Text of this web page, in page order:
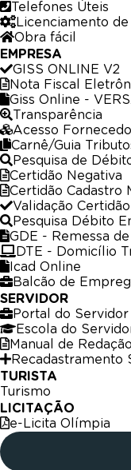
Telefones Úteis
Licenciamento de
Obra fácil
EMPRESA
GISS ONLINE V2
Nota Fiscal
Giss Online -
Transparência
Acesso
Carnê/Guia
Pesquisa de
Certidão Negativa
Certidão Cadastro
Validação Certidão
Pesquisa Débito
GDE - Remessa de
DTE - Domicílio
Icad Online
Balcão de
SERVIDOR
Portal do Servidor
Escola do
Manual de Redação
Recadastramento
TURISTA
Turismo
LICITAÇÃO
e-Licita Olímpia